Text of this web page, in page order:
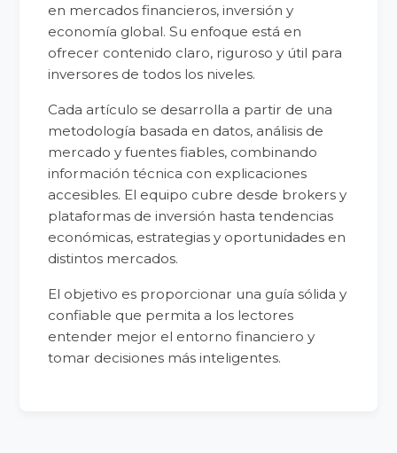
en mercados financieros, inversión y
economía global. Su enfoque está en
ofrecer contenido claro, riguroso y útil para
inversores de todos los niveles.
Cada artículo se desarrolla a partir de una
metodología basada en datos, análisis de
mercado y fuentes fiables, combinando
información técnica con explicaciones
accesibles. El equipo cubre desde brokers y
plataformas de inversión hasta tendencias
económicas, estrategias y oportunidades en
distintos mercados.
El objetivo es proporcionar una guía sólida y
confiable que permita a los lectores
entender mejor el entorno financiero y
tomar decisiones más inteligentes.